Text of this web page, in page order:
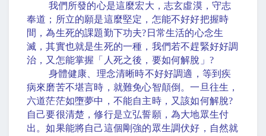
我們所發的心是這麼宏大，志玄虛漠，守志
奉道；所立的願是這麼堅定，怎能不好好把握時
間，為生死的課題勤下功夫? 日常生活的心念生
滅，其實也就是生死的一種，我們若不趕緊好好調
治，又怎能掌握「人死之後，要如何解脫」 ?
身體健康、理念清晰時不好好調適，等到疾
病來磨苦不堪言時，就難免心智顛倒。一旦往生，
六道茫茫如墮夢中，不能自主時，又該如何解脫?
自己要很清楚，修行是立弘誓願，為大地眾生付
出。如果能將自己這個剛強的眾生調伏好，自然就